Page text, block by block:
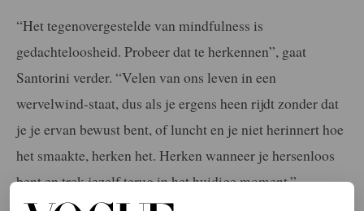
“Het tegenovergestelde van mindfulness is
gedachteloosheid. Probeer dat te herkennen”, gaat
Santorini verder. “Velen van ons leven in een
wervelwind-staat, dus als je ergens heen rijdt zonder dat
je je ervan bewust bent, of luncht en je niet herinnert hoe
het smaakte, herken het. Herken wanneer je hersenloos
bent en trek jezelf terug in het huidige moment.”